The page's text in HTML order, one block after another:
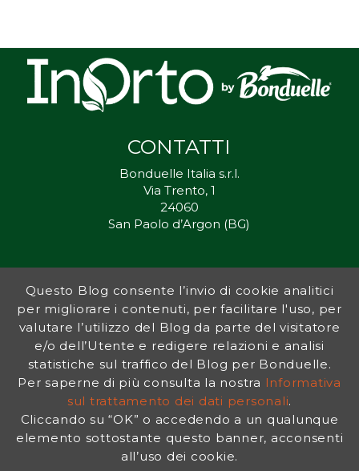
CONTATTI
Bonduelle Italia s.r.l.
Via Trento, 1
24060
San Paolo d’Argon (BG)
Inorto.org è dal 2011 il punto di riferimento per gli ortisti italiani, e
fornisce preziosi consigli sia ai più esperti che a nuovi interessati.
L’obiettivo di Bonduelle è ispirare la transizione verso una dieta a
base vegetale per contribuire al benessere delle persone e del
pianeta. In questo contesto si inserisce InOrto, simbolo dell’amore
per la terra e del rispetto dell’ambiente.
INFORMATIVA PRIVACY| NOTE LEGALI
Questo Blog consente l’invio di cookie analitici
per migliorare i contenuti, per facilitare l'uso, per
valutare l’utilizzo del Blog da parte del visitatore
e/o dell’Utente e redigere relazioni e analisi
statistiche sul traffico del Blog per Bonduelle.
Per saperne di più consulta la nostra Informativa
sul trattamento dei dati personali.
Cliccando su “OK” o accedendo a un qualunque
elemento sottostante questo banner, acconsenti
all’uso dei cookie.